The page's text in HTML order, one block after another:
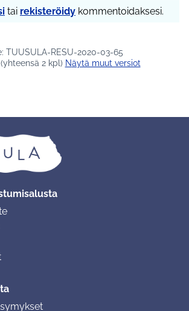
tai rekisteröidy kommentoidaksesi.
TUUSULA-RESU-2020-03-65
2 kpl) näytä muut versiot